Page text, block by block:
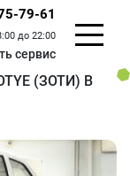
79-61
до 22:00
сервис
(ЗОТИ) В